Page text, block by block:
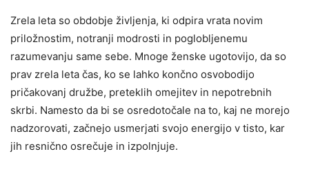
Zrela leta so obdobje življenja, ki odpira vrata novim
priložnostim, notranji modrosti in poglobljenemu
razumevanju same sebe. Mnoge ženske ugotovijo, da so
prav zrela leta čas, ko se lahko končno osvobodijo
pričakovanj družbe, preteklih omejitev in nepotrebnih
skrbi. Namesto da bi se osredotočale na to, kaj ne morejo
nadzorovati, začnejo usmerjati svojo energijo v tisto, kar
jih resnično osrečuje in izpolnjuje.